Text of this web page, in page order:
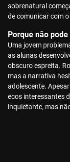
sobrenatural
de comunicar com
Porque não
Uma jovem
as alunas
obscuro espreita.
mas a narrativa
adolescente.
ecos interessantes
inquietante, mas